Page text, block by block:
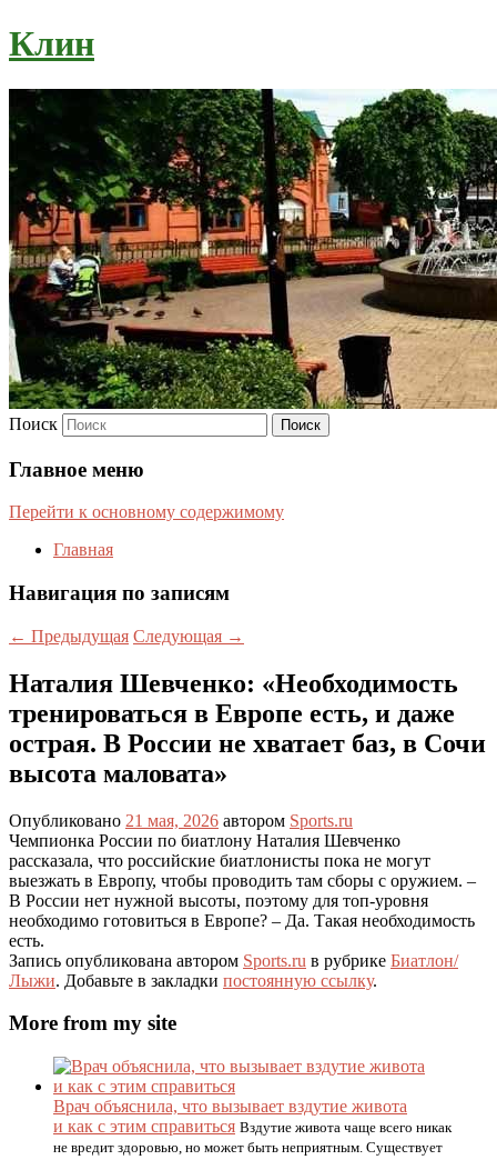
Клин
Поиск
Главное меню
Перейти к основному содержимому
Главная
Навигация по записям
← Предыдущая Следующая →
Наталия Шевченко: «Необходимость
тренироваться в Европе есть, и даже
острая. В России не хватает баз, в Сочи
высота маловата»
Опубликовано 21 мая, 2026 автором Sports.ru
Чемпионка России по биатлону Наталия Шевченко
рассказала, что российские биатлонисты пока не могут
выезжать в Европу, чтобы проводить там сборы с оружием. –
В России нет нужной высоты, поэтому для топ-уровня
необходимо готовиться в Европе? – Да. Такая необходимость
есть.
Запись опубликована автором Sports.ru в рубрике Биатлон/
Лыжи. Добавьте в закладки постоянную ссылку.
More from my site
Врач объяснила, что вызывает вздутие живота
и как с этим справиться Вздутие живота чаще всего никак
не вредит здоровью, но может быть неприятным. Существует